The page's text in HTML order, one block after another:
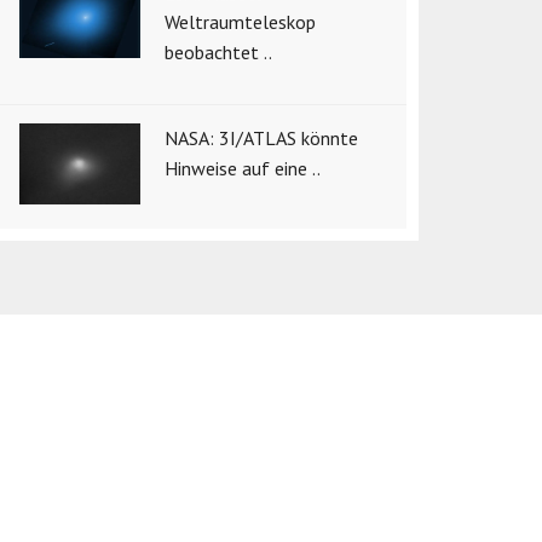
Weltraumteleskop
beobachtet ..
NASA: 3I/ATLAS könnte
Hinweise auf eine ..